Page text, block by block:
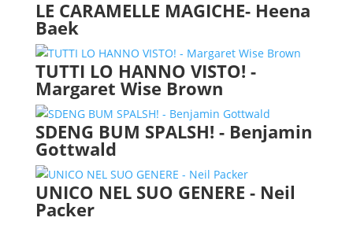
LE CARAMELLE MAGICHE- Heena
Baek
TUTTI LO HANNO VISTO! -
Margaret Wise Brown
SDENG BUM SPALSH! - Benjamin
Gottwald
UNICO NEL SUO GENERE - Neil
Packer